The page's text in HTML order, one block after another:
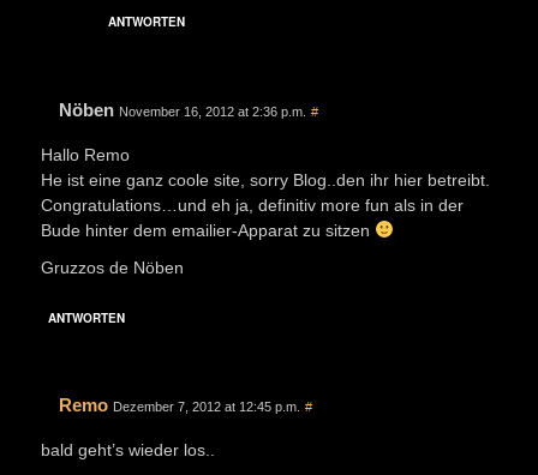
ANTWORTEN
Nöben November 16, 2012 at 2:36 p.m. #
Hallo Remo
He ist eine ganz coole site, sorry Blog..den ihr hier betreibt.
Congratulations…und eh ja, definitiv more fun als in der
Bude hinter dem emailier-Apparat zu sitzen
Gruzzos de Nöben
ANTWORTEN
Remo Dezember 7, 2012 at 12:45 p.m. #
bald geht’s wieder los..